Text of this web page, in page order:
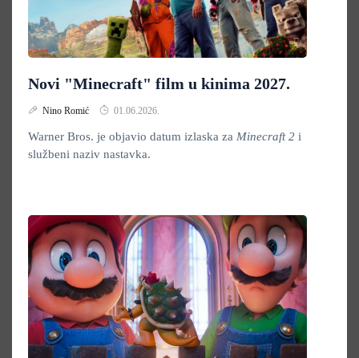
Novi "Minecraft" film u kinima 2027.
Nino Romić 01.06.2026.
Warner Bros. je objavio datum izlaska za Minecraft 2 i
službeni naziv nastavka.